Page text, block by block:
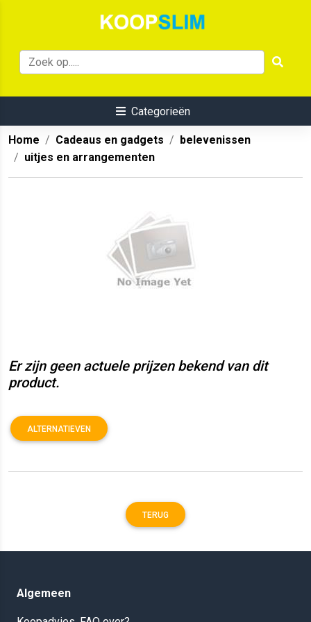
Categorieën
Home Cadeaus en gadgets
belevenissen
uitjes en arrangementen
Er zijn geen actuele prijzen bekend van dit
product.
ALTERNATIEVEN
TERUG
Algemeen